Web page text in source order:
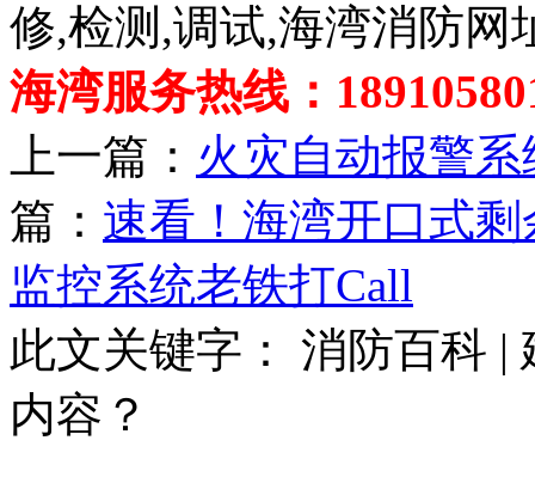
修,检测,调试,海湾消防网
海湾服务热线：
上一篇： 火灾自动报警
篇： 速看！海湾开口式
监控系统老铁打Call
此文关键字：
消防百科 |
内容？